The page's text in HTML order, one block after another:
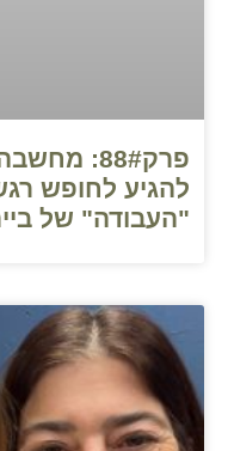
פרק88#:
להגיע לחופש
"העבודה" של